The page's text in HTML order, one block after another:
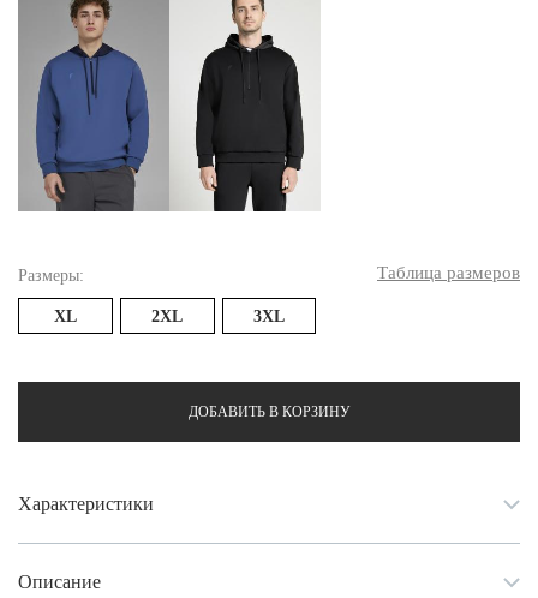
Размеры: Таблица размеров
XL 2XL 3XL
ДОБАВИТЬ В КОРЗИНУ
Характеристики
Описание